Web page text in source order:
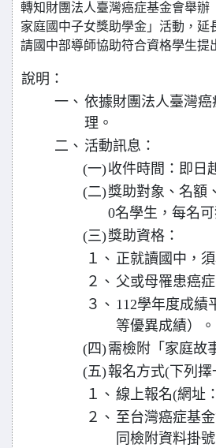
轉知財團法人臺灣癌症基金會舉辦
家庭國中子女獎助學金」活動，延
請國中部導師協助符合資格學生提
說明：
一、 依據財團法人臺灣癌
理。
二、 活動訊息：
(一)收件時間：即日
(二)獎助對象、名額
0名學生，每名
(三)獎助資格：
１、 正就讀國中，
２、 父或母罹患癌
３、 112學年度成績
等優異成績）。
(四)需檢附「家庭故
(五)報名方式(下列擇
１、 線上報名(網址
２、 至台灣癌症基
同檢附資料掛